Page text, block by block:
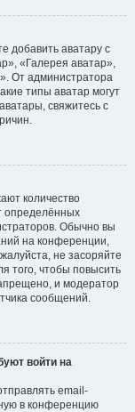
добавить аватару с
«Галерея аватар»,
От администратора
типы аватар могут
свяжитесь с
количество
определённых
Обычно вы
на конференции,
не засоряйте
того, чтобы повысить
и модератор
сообщений.
войти на
email-
в конференцию